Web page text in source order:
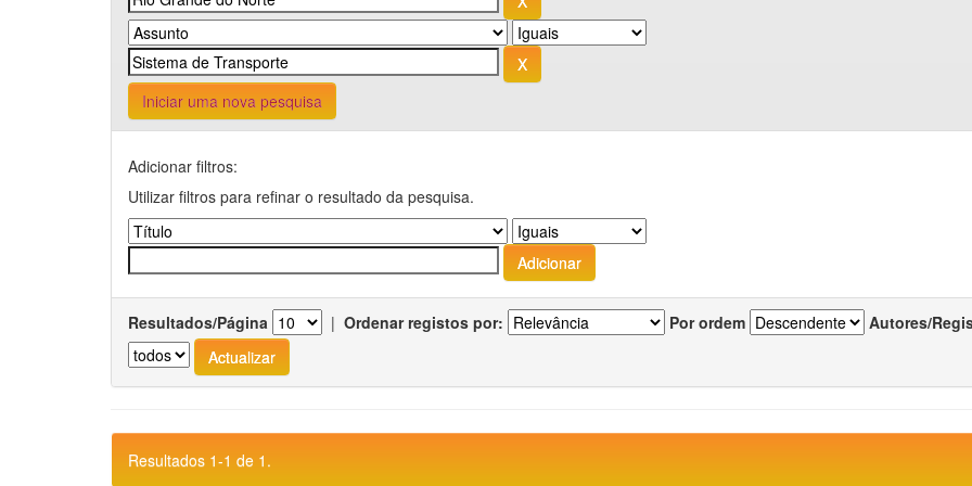
Iniciar uma nova pesquisa
Adicionar filtros:
Utilizar filtros para refinar o resultado da pesquisa.
Resultados/Página | Ordenar registos por: Por ordem Autores/
Resultados 1-1 de 1.